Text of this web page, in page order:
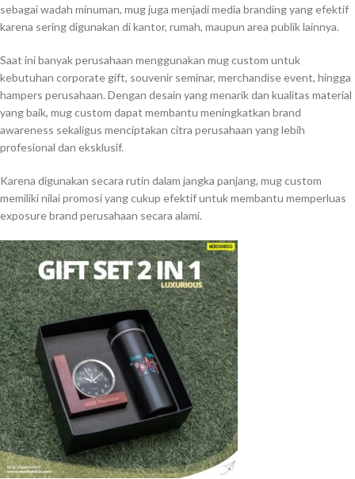
sebagai wadah minuman, mug juga menjadi media branding yang efektif
karena sering digunakan di kantor, rumah, maupun area publik lainnya.
Saat ini banyak perusahaan menggunakan mug custom untuk
kebutuhan corporate gift, souvenir seminar, merchandise event, hingga
hampers perusahaan. Dengan desain yang menarik dan kualitas material
yang baik, mug custom dapat membantu meningkatkan brand
awareness sekaligus menciptakan citra perusahaan yang lebih
profesional dan eksklusif.
Karena digunakan secara rutin dalam jangka panjang, mug custom
memiliki nilai promosi yang cukup efektif untuk membantu memperluas
exposure brand perusahaan secara alami.